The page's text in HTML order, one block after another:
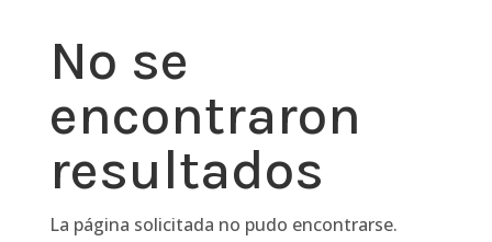
No se
encontraron
resultados
La página solicitada no pudo encontrarse.